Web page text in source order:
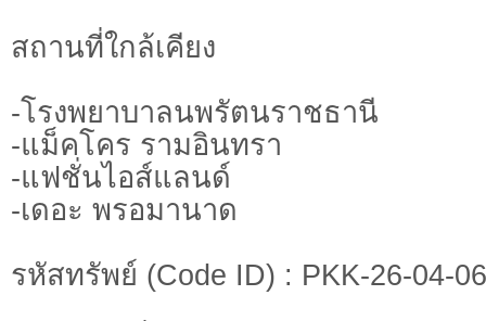
สถานที่ใกล้เคียง
-โรงพยาบาลนพรัตนราชธานี
-แม็คโคร รามอินทรา
-แฟชั่นไอส์แลนด์
-เดอะ พรอมานาด
รหัสทรัพย์ (Code ID) : PKK-26-04-